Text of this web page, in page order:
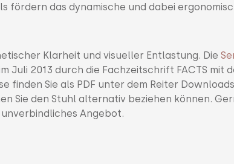
fördern das dynamische und dabei
Klarheit und visueller Entlastung. Die
Juli 2013 durch die Fachzeitschrift FACTS mit
finden Sie als PDF unter dem Reiter
Sie den Stuhl alternativ beziehen können.
Angebot.